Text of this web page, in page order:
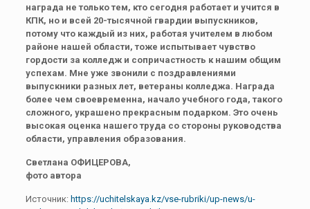
награда не только тем, кто сегодня работает и учится в
КПК, но и всей 20-тысячной гвардии выпускников,
потому что каждый из них, работая учителем в любом
районе нашей области, тоже испытывает чувство
гордости за колледж и сопричастность к нашим общим
успехам. Мне уже звонили с поздравлениями
выпускники разных лет, ветераны колледжа. Награда
более чем своевременна, начало учебного года, такого
сложного, украшено прекрасным подарком. Это очень
высокая оценка нашего труда со стороны руководства
области, управления образования.
Светлана ОФИЦЕРОВА,
фото автора
Источник: https://uchitelskaya.kz/vse-rubriki/up-news/u-